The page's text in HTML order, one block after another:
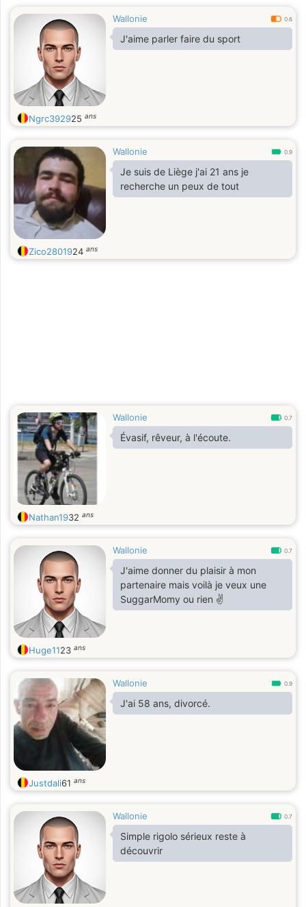
Wallonie 0.6
J'aime parler faire du sport
Ngrc392925 ans
Wallonie 0.9
Je suis de Liège j'ai 21 ans je
recherche un peux de tout
Zico2801924 ans
Wallonie 0.7
Évasif, rêveur, à l'écoute.
Nathan1932 ans
Wallonie 0.7
J'aime donner du plaisir à mon
partenaire mais voilà je veux une
SuggarMomy ou rien ✌
Huge1123 ans
Wallonie 0.9
J'ai 58 ans, divorcé.
Justdali61 ans
Wallonie 0.7
Simple rigolo sérieux reste à
découvrir